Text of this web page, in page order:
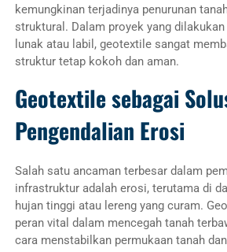
kemungkinan terjadinya penurunan
struktural. Dalam proyek yang
lunak atau labil, geotextile sangat
struktur tetap kokoh dan aman.
Geotextile sebagai
Pengendalian Erosi
Salah satu ancaman terbesar dalam
infrastruktur adalah erosi, terutama di
hujan tinggi atau lereng yang curam.
peran vital dalam mencegah tanah
cara menstabilkan permukaan tanah